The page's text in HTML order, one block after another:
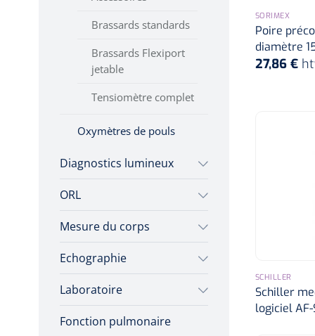
vasculaires
Brassards standards
Brassards Flexiport
jetable
Tensiomètre complet
Oxymètres de pouls
Diagnostics lumineux
Colposcopes
Accessoires
Ampoules de
rechange
proctoscopes
ORL
Laryngoscopes
Lames
Poignées
Accessoires
Mesure du corps
Equipement
autodiagnostique
Thermomètres
Thermomètres
Echographie
Accessoires Echographie
Echographes
Laboratoire
Glucomètres
Fonction pulmonaire
SORIMEX
Poire
diamètre
27,86 €
SCHILLER
Schiller
logiciel AF-